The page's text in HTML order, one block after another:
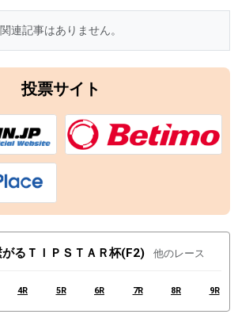
関連記事はありません。
投票サイト
るＴＩＰＳＴＡＲ杯(F2) 他のレース
4R 5R 6R 7R 8R 9R